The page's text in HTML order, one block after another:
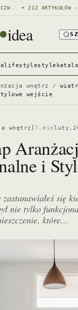
+ 212
idea
lifestylestyle
wnętrz /
wejście
wnętrz] 7.min
i
się
nie tylko
które…